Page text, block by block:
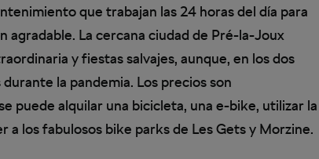
que trabajan las 24 horas del día para
agradable. La cercana ciudad de Pré-la-Joux
y fiestas salvajes, aunque, en los dos
la pandemia. Los precios son
puede alquilar una bicicleta, una e-bike, utilizar la
a los fabulosos bike parks de Les Gets y Morzine.